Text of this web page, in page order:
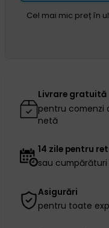
Cel mai mic preț în
Livrare gratuită
pentru comenzi
netă
14 zile pentru
sau
Asigurări
pentru toate